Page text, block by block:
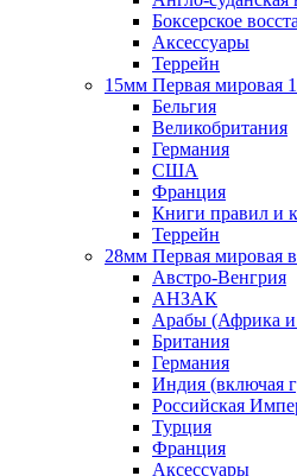
Боксерское
Аксессуары
Террейн
15мм Первая мировая
Бельгия
Великобритания
Германия
США
Франция
Книги правил и
Террейн
28мм Первая мировая
Австро-Венгрия
АНЗАК
Арабы (Африка
Британия
Германия
Индия (включая
Российская
Турция
Франция
Аксессуары